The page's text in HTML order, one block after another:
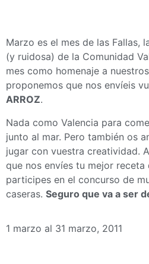
Marzo es el mes de las Fallas,
(y ruidosa) de la Comunidad
mes como homenaje a
proponemos que nos envíeis
ARROZ.
Nada como Valencia para
junto al mar. Pero también os
jugar con vuestra creatividad.
que nos envíes tu mejor receta
participes en el concurso de
caseras. Seguro que va a ser
1 marzo al 31 marzo, 2011